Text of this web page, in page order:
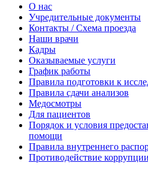
О нас
Учредительные документы
Контакты / Схема проезда
Наши врачи
Кадры
Оказываемые услуги
График работы
Правила подготовки к
Правила сдачи анализов
Медосмотры
Для пациентов
Порядок и условия
помощи
Правила внутреннего
Противодействие коррупции